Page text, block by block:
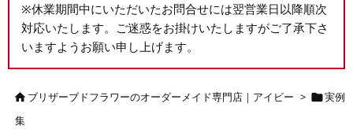
前へ

検索
※休業期間中にいただいたお問合せには翌営業日以降順次
対応いたします。ご迷惑をお掛けいたしますがご了承下さ
いますようお願い申し上げます。
ブリザーブドフラワーのオーダーメイド専門店｜アイビー > 実例
集